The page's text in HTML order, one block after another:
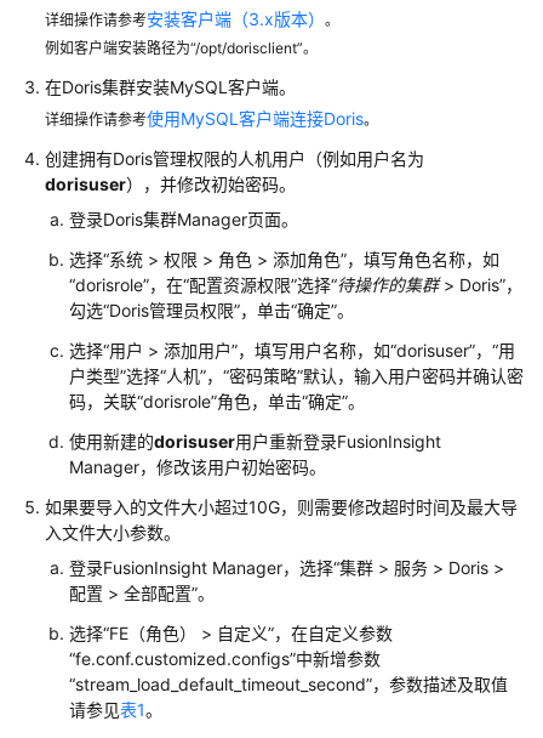
Spark2x
实
车
联
车
驾
驶
行
为
析
使
用
Hive
载
数
据
并
分
析
图
详细操作请参考安装客户端（3.x版本） 。
例如客户端安装路径为“/opt/dorisclient”。
在Doris集群安装MySQL客户端。
详细操作请参考使用MySQL客户端连接Doris。
创建拥有Doris管理权限的人机用户（例如用户名为
dorisuser），并修改初始密码。
登录Doris集群Manager页面。
选择“系统 > 权限 > 角色 > 添加角色”，填写角色名称，如
“dorisrole”，在“配置资源权限”选择“待操作的集群> Doris”，
勾选“Doris管理员权限”，单击“确定”。
选择“用户 > 添加用户”，填写用户名称，如“dorisuser”，“用
户类型”选择“人机”，“密码策略”默认，输入用户密码并确认密
码，关联“dorisrole”角色，单击“确定”。
使用新建的dorisuser用户重新登录FusionInsight
Manager，修改该用户初始密码。
如果要导入的文件大小超过10G，则需要修改超时时间及最大导
入文件大小参数。
登录FusionInsight Manager，选择“集群 > 服务 > Doris >
配置 > 全部配置”。
选择“FE（角色） > 自定义”，在自定义参数
“fe.conf.customized.configs”中新增参数
“stream_load_default_timeout_second”，参数描述及取值
请参见表1。